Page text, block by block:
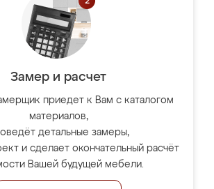
Замер и расчет
приедет к Вам с каталогом
материалов,
детальные замеры,
и сделает окончательный расчёт
Вашей будущей мебели.